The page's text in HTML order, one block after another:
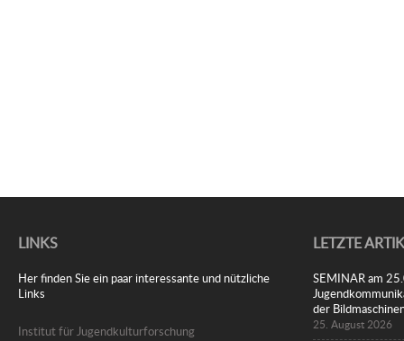
LINKS
Her finden Sie ein paar interessante und nützliche
Links
Institut für Jugendkulturforschung
LETZTE
SEMINAR am
der
25. August 2026